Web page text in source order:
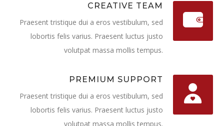
CREATIVE TEAM
Praesent tristique dui a eros vestibulum, sed
lobortis felis varius. Praesent luctus justo
volutpat massa mollis tempus.
PREMIUM SUPPORT
Praesent tristique dui a eros vestibulum, sed
lobortis felis varius. Praesent luctus justo
volutpat massa mollis tempus.